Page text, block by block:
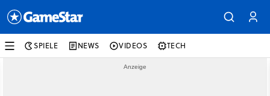
SPIELE NEWS VIDEOS TECH